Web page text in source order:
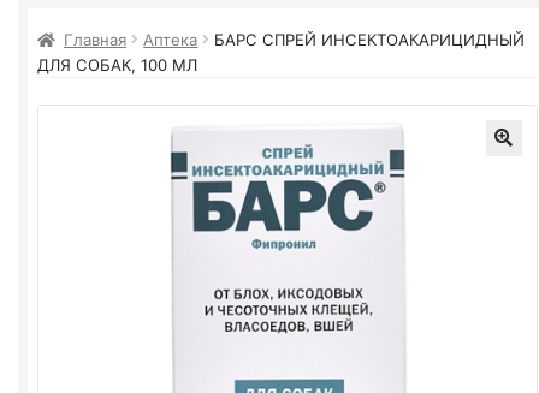
Вакансии
Главная Аптека
БАРС СПРЕЙ ИНСЕКТОАКАРИЦИДНЫЙ
ДЛЯ СОБАК, 100 МЛ